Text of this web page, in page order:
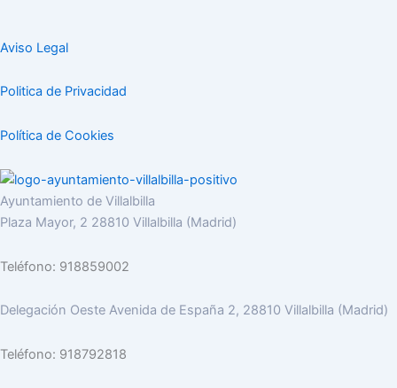
Aviso Legal
Politica de Privacidad
Política de Cookies
Ayuntamiento de Villalbilla
Plaza Mayor, 2 28810 Villalbilla (Madrid)
Teléfono: 918859002
Delegación Oeste Avenida de España 2, 28810 Villalbilla (Madrid)
Teléfono: 918792818